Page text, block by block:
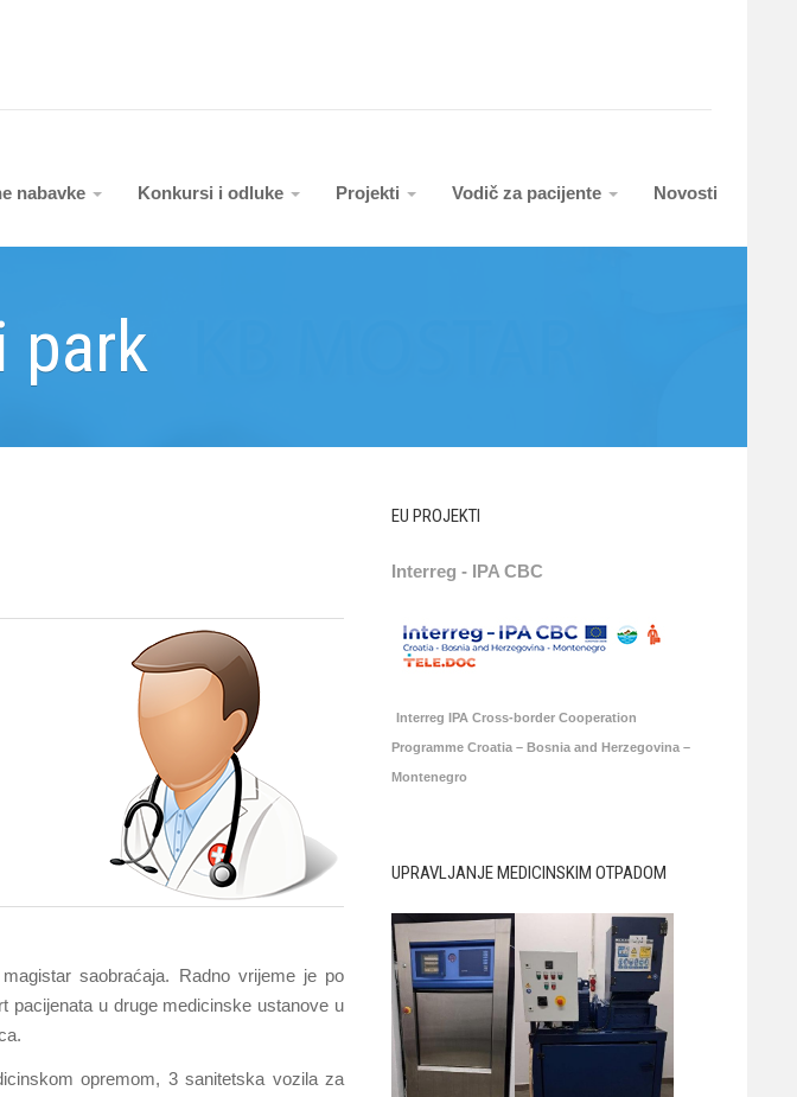
nabavke Konkursi i odluke Projekti Vodič za pacijente Novosti
park
saobraćaja. Radno vrijeme je po
u druge medicinske ustanove u
opremom, 3 sanitetska vozila za
EU PROJEKTI
Interreg - IPA CBC
Interreg IPA Cross-border Cooperation
Programme Croatia – Bosnia and Herzegovina –
Montenegro
UPRAVLJANJE MEDICINSKIM OTPADOM